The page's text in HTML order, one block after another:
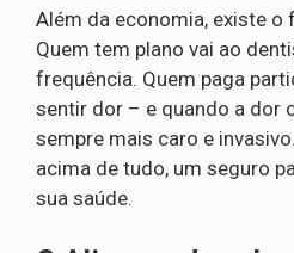
Além da economia, existe o
Quem tem plano vai ao
frequência. Quem paga
sentir dor – e quando a dor
sempre mais caro e
acima de tudo, um seguro
sua saúde.